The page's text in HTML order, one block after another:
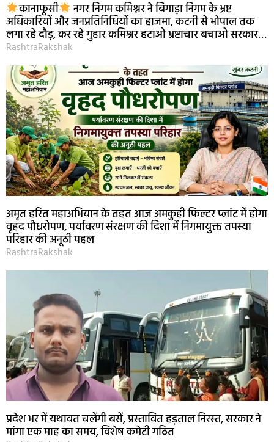
कानाफूसी नगर निगम कमिश्नर ने बिगाड़ा निगम के भ्रष्ट
अधिकारियों और जनप्रतिनिधियों का हाजमा, कटनी से भोपाल तक
लगा रहे दौड़, कर रहे गुहार कमिश्नर हटाओ भ्रष्टाचार बचाओ सरकार…
RashtraRakshak
अमृत हरित महाअभियान के तहत आज अमकुही फिल्टर प्लांट में होगा
वृहद पौधरोपण, पर्यावरण संरक्षण की दिशा में निगमायुक्त तपस्या
परिहार की अनूठी पहल
RashtraRakshak
प्रदेश भर में यथावत चलेंगी बसें, प्रस्तावित हड़ताल निरस्त, सरकार ने
मांगा एक माह का समय, विशेष कमेटी गठित